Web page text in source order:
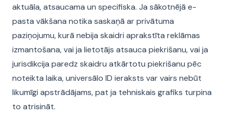
aktuāla, atsaucama un specifiska. Ja sākotnējā e-
pasta vākšana notika saskaņā ar privātuma
paziņojumu, kurā nebija skaidri aprakstīta reklāmas
izmantošana, vai ja lietotājs atsauca piekrišanu, vai ja
jurisdikcija paredz skaidru atkārtotu piekrišanu pēc
noteikta laika, universālo ID ieraksts var vairs nebūt
likumīgi apstrādājams, pat ja tehniskais grafiks turpina
to atrisināt.